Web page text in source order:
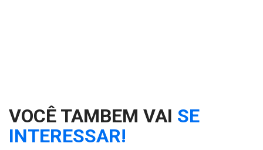
VOCÊ TAMBEM VAI SE
INTERESSAR!